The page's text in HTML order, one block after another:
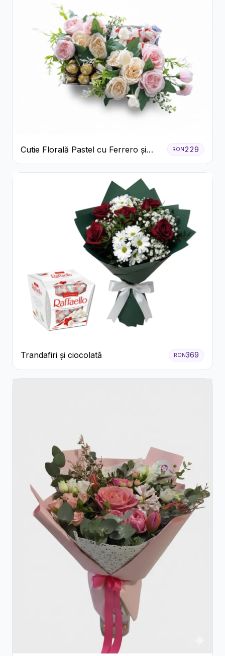
Cutie Florală Pastel cu Ferrero și
Raffaello
RON 229
Trandafiri și ciocolată RON369